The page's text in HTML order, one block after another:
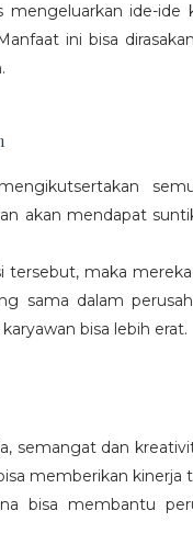
ide-ide
ini bisa
akan mendapat
tersebut, maka
sama dalam
bisa lebih erat.
semangat dan
memberikan kinerja
bisa membantu